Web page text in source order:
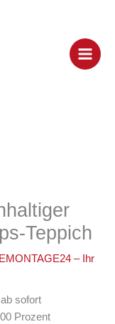
Teppich
– Ihr
sofort
Prozent